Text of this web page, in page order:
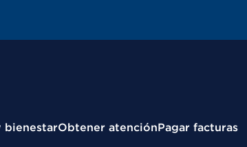
bienestarObtener atenciónPagar facturas